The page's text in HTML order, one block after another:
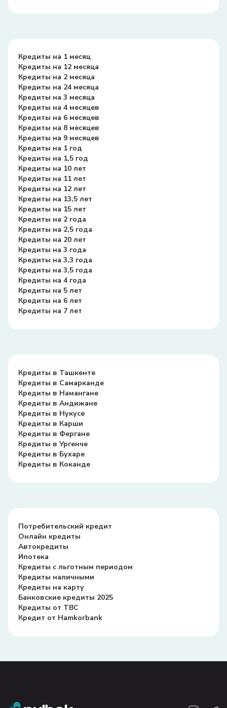
Кредиты на 1 месяц
Кредиты на 12 месяца
Кредиты на 2 месяца
Кредиты на 24 месяца
Кредиты на 3 месяца
Кредиты на 4 месяцев
Кредиты на 6 месяцев
Кредиты на 8 месяцев
Кредиты на 9 месяцев
Кредиты на 1 год
Кредиты на 1,5 год
Кредиты на 10 лет
Кредиты на 11 лет
Кредиты на 12 лет
Кредиты на 13,5 лет
Кредиты на 15 лет
Кредиты на 2 года
Кредиты на 2,5 года
Кредиты на 20 лет
Кредиты на 3 года
Кредиты на 3,3 года
Кредиты на 3,5 года
Кредиты на 4 года
Кредиты на 5 лет
Кредиты на 6 лет
Кредиты на 7 лет
Кредиты в Ташкенте
Кредиты в Самарканде
Кредиты в Намангане
Кредиты в Андижане
Кредиты в Нукусе
Кредиты в Карши
Кредиты в Фергане
Кредиты в Ургенче
Кредиты в Бухаре
Кредиты в Коканде
Потребительский кредит
Онлайн кредиты
Автокредиты
Ипотека
Кредиты с льготным периодом
Кредиты наличными
Кредиты на карту
Банковские кредиты 2025
Кредиты от TBC
Кредит от Hamkorbank